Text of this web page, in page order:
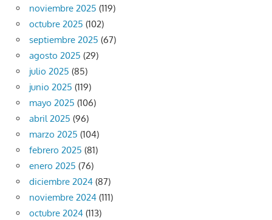
noviembre 2025 (119)
octubre 2025 (102)
septiembre 2025 (67)
agosto 2025 (29)
julio 2025 (85)
junio 2025 (119)
mayo 2025 (106)
abril 2025 (96)
marzo 2025 (104)
febrero 2025 (81)
enero 2025 (76)
diciembre 2024 (87)
noviembre 2024 (111)
octubre 2024 (113)